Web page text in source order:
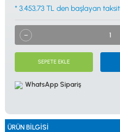
© 2024 Tevafuk Elektronik LTD. ŞTİ.
Dedektör Dünyası, lider dünya markası
Türkiye distribitörü olan Tevafuk Elektronik LTD.
* 3.453,73 TL den başlayan
SEPETE EKLE
WhatsApp Sipariş
ÜRÜN BILGISI